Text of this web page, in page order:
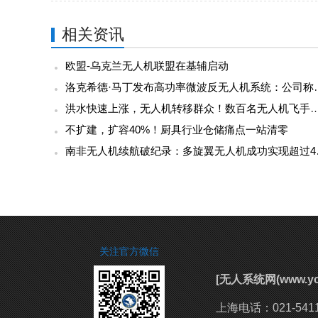
相关资讯
欧盟-乌克兰无人机联盟在基辅启动
洛克希德·马丁
洪水快速上涨，无人机转移群众！数百名无
不扩建，扩容40%！厨具行业仓储痛点一站清零
南非
[无人系统网
上海电话：021-
关注官方微信